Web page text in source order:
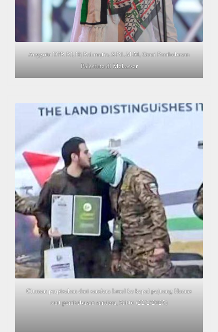
Anggota DPR RI, Hj Rahmatia, S.Pd.,M.M, Orasi Pembebasan
Palestina di Makassar
Ciuman perpisahan dari sandera Israel ke kepal pejuang Hamas
saat pembebasan sandera, Sabtu (22/2/2025)